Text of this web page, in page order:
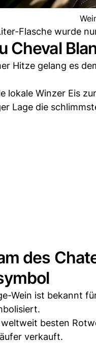
Flasche wurde
Cheval
Hitze gelang es
lokale Winzer Eis
Lage die
des
Wein ist bekannt
besten
verkauft.